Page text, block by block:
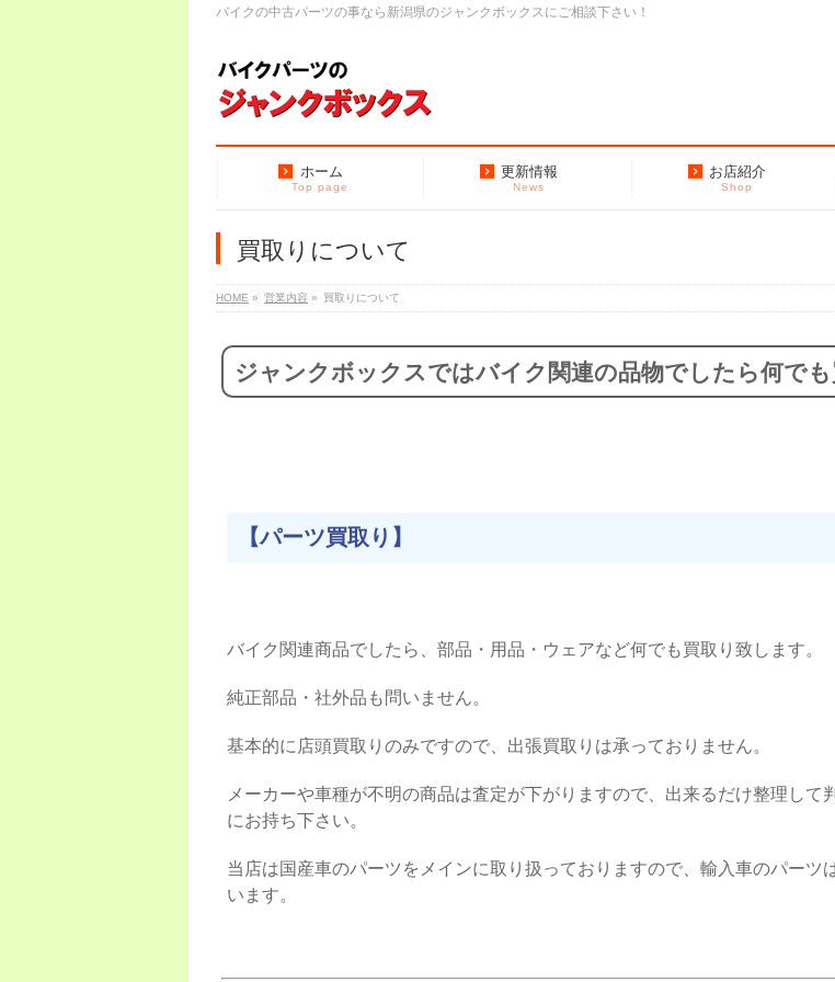
バイクの中古パーツの事なら新潟県のジャンクボックスにご相談下さい！
ホーム
Top page
更新情報
News
お店紹介
Shop
買取りについて
HOME » 営業内容 » 買取りについて
ジャンクボックスではバイク関連の品物でしたら何でも
【パーツ買取り】
バイク関連商品でしたら、部品・用品・ウェアなど何でも買取り致します。
純正部品・社外品も問いません。
基本的に店頭買取りのみですので、出張買取りは承っておりません。
メーカーや車種が不明の商品は査定が下がりますので、出来るだけ整理して
にお持ち下さい。
当店は国産車のパーツをメインに取り扱っておりますので、輸入車のパー
います。